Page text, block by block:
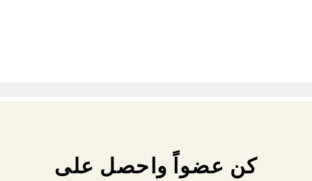
كن عضواً واحصل على